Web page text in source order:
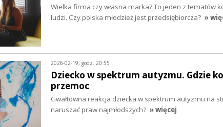
Wielka firma czy własna marka? To jeden z tematów
ludzi. Czy polska młodzież jest przedsiębiorcza? »
2026-02-19, godz. 20:55
Dziecko w spektrum autyzmu. Gdzie
przemoc
Gwałtowna reakcja dziecka w spektrum autyzmu na
naruszać praw najmłodszych? » więcej